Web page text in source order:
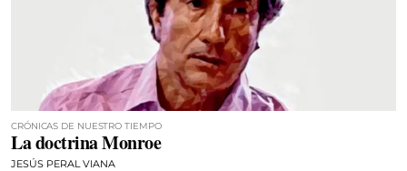
CRÓNICAS DE NUESTRO TIEMPO
La doctrina Monroe
JESÚS PERAL VIANA